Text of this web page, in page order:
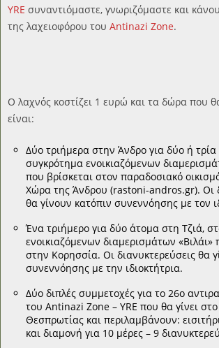
YRE συναντιόμαστε, γνωριζόμαστε και
της λαχειοφόρου του Antinazi Zone.
Ο λαχνός κοστίζει 1 ευρώ και τα δώρα που
είναι:
Δύο τριήμερα στην Άνδρο για δύο ή
συγκρότημα ενοικιαζόμενων
που βρίσκεται στον παραδοσιακό
Χώρα της Άνδρου (rastoni-andros.gr). Οι
θα γίνουν κατόπιν συνεννόησης με τον
Ένα τριήμερο για δύο άτομα στη Τζιά,
ενοικιαζόμενων διαμερισμάτων «Βιλάι»
στην Κορησσία. Οι διανυκτερεύσεις θα
συνεννόησης με την ιδιοκτήτρια.
Δύο διπλές συμμετοχές για το 26ο
του Antinazi Zone – YRE που θα γίνει
Θεσπρωτίας και περιλαμβάνουν:
και διαμονή για 10 μέρες – 9